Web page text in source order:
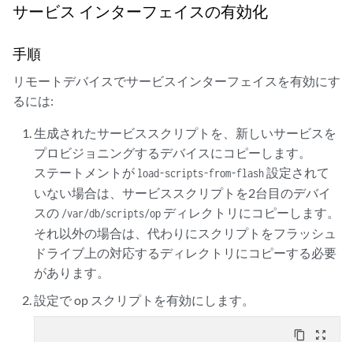
サービス インターフェイスの有効化
手順
リモートデバイスでサービスインターフェイスを有効にす
るには:
生成されたサービススクリプトを、新しいサービスを
プロビジョニングするデバイスにコピーします。
ステートメントが load-scripts-from-flash設定されて
いない場合は、サービススクリプトを2台目のデバイ
スの /var/db/scripts/op ディレクトリにコピーします。
それ以外の場合は、代わりにスクリプトをフラッシュ
ドライブ上の対応するディレクトリにコピーする必要
があります。
設定で op スクリプトを有効にします。
content_copy zoom_out_map